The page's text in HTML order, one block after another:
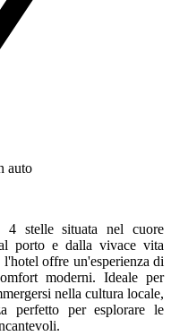
auto
4 stelle situata nel cuore
porto e dalla vivace vita
offre un'esperienza di
moderni. Ideale per
nella cultura locale,
perfetto per esplorare le